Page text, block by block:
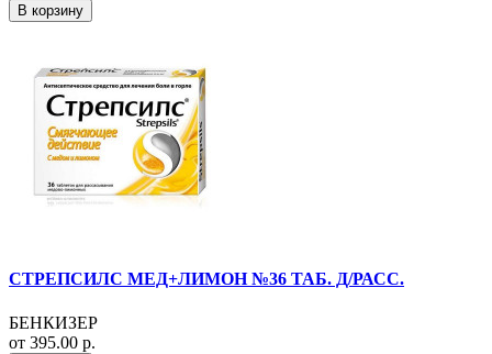
В корзину
СТРЕПСИЛС МЕД+ЛИМОН №36 ТАБ. Д/РАСС.
БЕНКИЗЕР
от 395.00 р.